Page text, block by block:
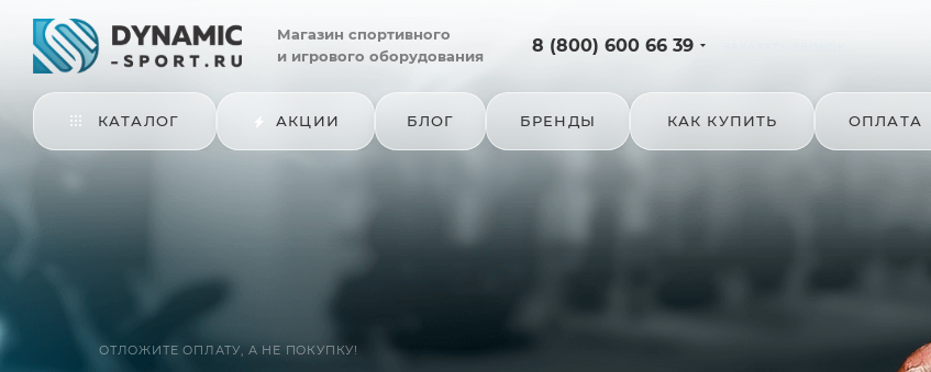
Магазин спортивного
и игрового оборудования
8 (800) 600 66 39
КАТАЛОГ АКЦИИ БЛОГ БРЕНДЫ КАК КУПИТЬ ОПЛАТА
ОТЛОЖИТЕ ОПЛАТУ, А НЕ ПОКУПКУ!